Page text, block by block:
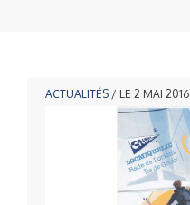
ACTUALITÉS / LE 2 MAI 2016